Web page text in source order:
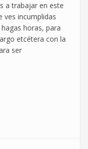
a trabajar en este
ves incumplidas
horas, para
etcétera con la
ser